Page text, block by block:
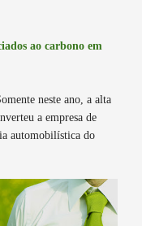
ao carbono em
neste ano, a alta
a empresa de
automobilística do